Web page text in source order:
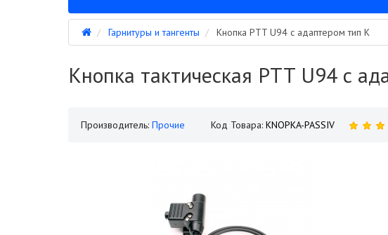
Гарнитуры и тангенты Кнопка PTT U94 с адаптером тип К
Кнопка тактическая PTT U94 с
Производитель: Прочие Код Товара: KNOPKA-PASSIV